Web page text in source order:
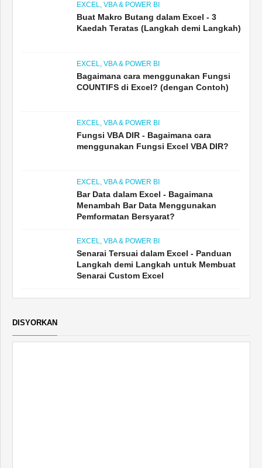
EXCEL, VBA & POWER BI
Buat Makro Butang dalam Excel - 3
Kaedah Teratas (Langkah demi Langkah)
EXCEL, VBA & POWER BI
Bagaimana cara menggunakan Fungsi
COUNTIFS di Excel? (dengan Contoh)
EXCEL, VBA & POWER BI
Fungsi VBA DIR - Bagaimana cara
menggunakan Fungsi Excel VBA DIR?
EXCEL, VBA & POWER BI
Bar Data dalam Excel - Bagaimana
Menambah Bar Data Menggunakan
Pemformatan Bersyarat?
EXCEL, VBA & POWER BI
Senarai Tersuai dalam Excel - Panduan
Langkah demi Langkah untuk Membuat
Senarai Custom Excel
DISYORKAN